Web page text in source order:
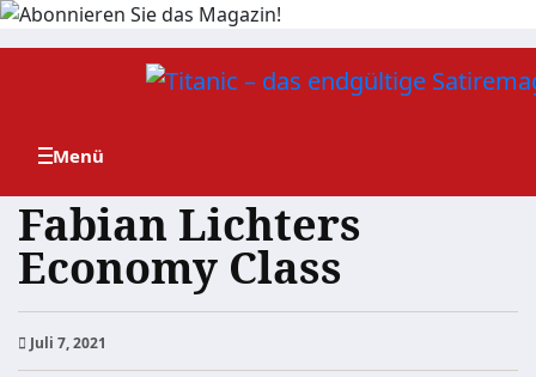
Zum
Fabian Lichters
Economy Class
Juli 7, 2021